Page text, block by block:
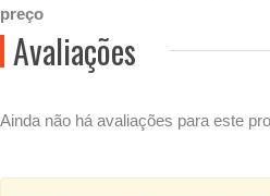
preço
Avaliações
Ainda não há avaliações para este